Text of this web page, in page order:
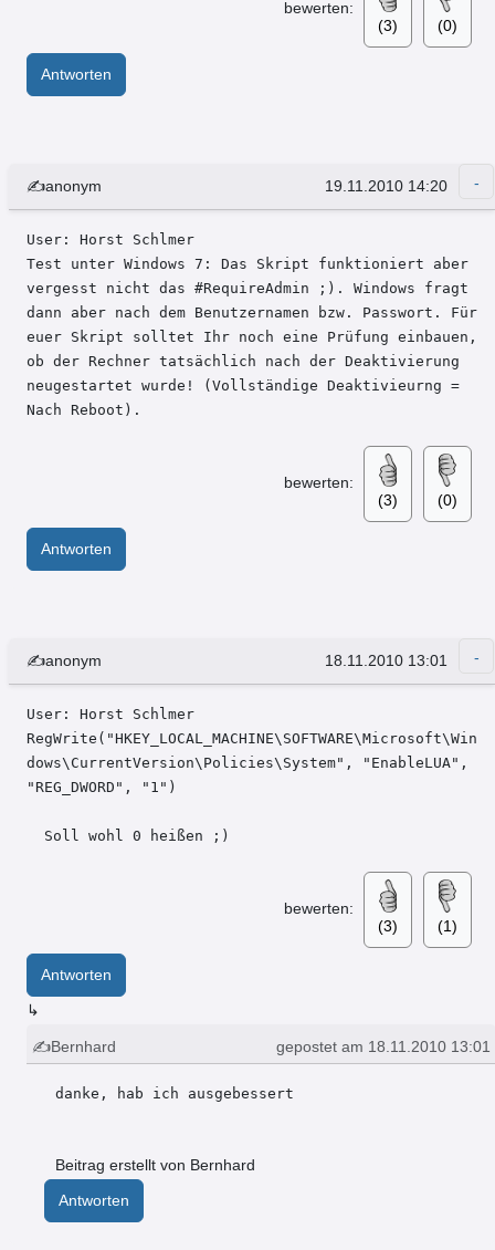
bewerten:
(3)
(0)
Antworten
✍anonym 19.11.2010 14:20
User: Horst Schlmer
Test unter Windows 7: Das Skript funktioniert aber
vergesst nicht das #RequireAdmin ;). Windows fragt
dann aber nach dem Benutzernamen bzw. Passwort. Für
euer Skript solltet Ihr noch eine Prüfung einbauen,
ob der Rechner tatsächlich nach der Deaktivierung
neugestartet wurde! (Vollständige Deaktivieurng =
Nach Reboot).
bewerten:
(3)
(0)
Antworten
✍anonym 18.11.2010 13:01
User: Horst Schlmer
RegWrite("HKEY_LOCAL_MACHINE\SOFTWARE\Microsoft\Win
dows\CurrentVersion\Policies\System", "EnableLUA",
"REG_DWORD", "1")
  Soll wohl 0 heißen ;)
bewerten:
(3)
(1)
Antworten
↳
✍Bernhard gepostet am 18.11.2010 13:01
danke, hab ich ausgebessert
Beitrag erstellt von Bernhard
Antworten